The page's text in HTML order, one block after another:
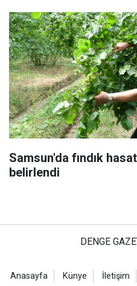
Samsun'da fındık
belirlendi
DENGE
Anasayfa Künye İletişim